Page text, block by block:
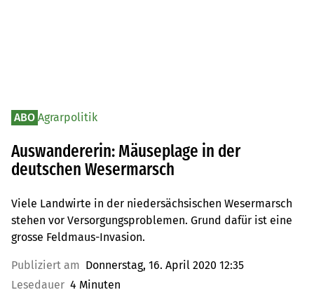
ABO Agrarpolitik
Auswandererin: Mäuseplage in der
deutschen Wesermarsch
Viele Landwirte in der niedersächsischen Wesermarsch
stehen vor Versorgungsproblemen. Grund dafür ist eine
grosse Feldmaus-Invasion.
Publiziert am Donnerstag, 16. April 2020 12:35
Lesedauer 4 Minuten